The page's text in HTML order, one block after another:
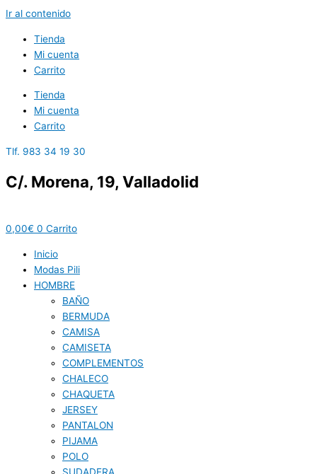
Ir al contenido
Tienda
Mi cuenta
Carrito
Tienda
Mi cuenta
Carrito
Tlf. 983 34 19 30
C/. Morena, 19, Valladolid
0,00€ 0 Carrito
Inicio
Modas Pili
HOMBRE
BAÑO
BERMUDA
CAMISA
CAMISETA
COMPLEMENTOS
CHALECO
CHAQUETA
JERSEY
PANTALON
PIJAMA
POLO
SUDADERA